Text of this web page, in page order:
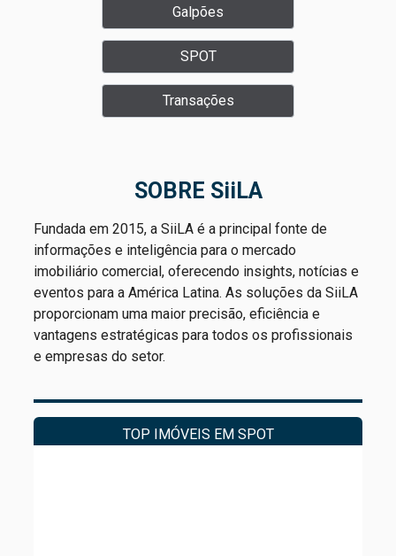
expansão do ativo, cuja conclusão está
prevista para o segundo trimestre de 2027.
Na ocasião, o contrato previa uma renda
mínima garantida (RMG) de R$ 32,50/m² sobre
para a aquisição foi de 8,51%.
Fique por dentro das notícias do mercado
imobiliário em nosso grupo do WhatsApp.
Acesse:https://bit.ly/REsourceWpp
Galpões
SPOT
Transações
SOBRE SiiLA
Fundada em 2015, a SiiLA é a principal fonte de
informações e inteligência para o mercado
imobiliário comercial, oferecendo insights, notícias e
eventos para a América Latina. As soluções da SiiLA
proporcionam uma maior precisão, eficiência e
vantagens estratégicas para todos os profissionais
e empresas do setor.
TOP IMÓVEIS EM SPOT